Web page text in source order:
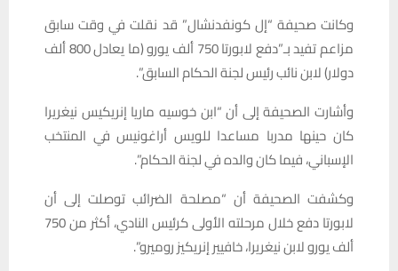
وكانت صحيفة “إل كونفدنشال” قد نقلت في وقت سابق
مزاعم تفيد بـ”دفع لابورتا 750 ألف يورو (ما يعادل 800 ألف
دولار) لابن نائب رئيس لجنة الحكام السابق”.
وأشارت الصحيفة إلى أن “ابن خوسيه ماريا إنريكيس نيغريرا
كان حينها مدربا مساعدا للويس أراغونيس في المنتخب
الإسباني، فيما كان والده في لجنة الحكام”.
وكشفت الصحيفة أن “مصلحة الضرائب توصلت إلى أن
لابورتا دفع خلال مرحلته الأولى كرئيس النادي، أكثر من 750
ألف يورو لابن نيغريرا، خافيير إنريكيز روميرو”.